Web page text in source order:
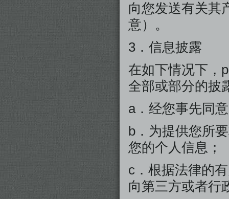
向您发送有关其
意）。
3．信息披露
在如下情况下，
全部或部分的披
a．经您事先同
b．为提供您所
您的个人信息；
c．根据法律的
向第三方或者行